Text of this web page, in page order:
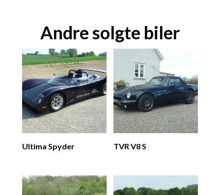
Andre solgte biler
Ultima Spyder TVR V8 S